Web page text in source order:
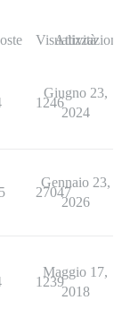
Visualizzazioni
Attività
1246
Giugno 23,
2024
27047
Gennaio 23,
2026
1239
Maggio 17,
2018